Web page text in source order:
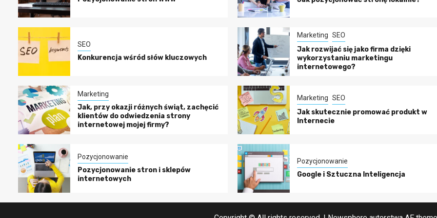
SEO
Konkurencja wśród słów kluczowych
Marketing SEO
Jak rozwijać się jako firma dzięki
wykorzystaniu marketingu
internetowego?
Marketing
Jak, przy okazji różnych świąt, zachęcić
klientów do odwiedzenia strony
internetowej mojej firmy?
Marketing SEO
Jak skutecznie promować produkt w
Internecie
Pozycjonowanie
Pozycjonowanie stron i sklepów
internetowych
Pozycjonowanie
Google i Sztuczna Inteligencja